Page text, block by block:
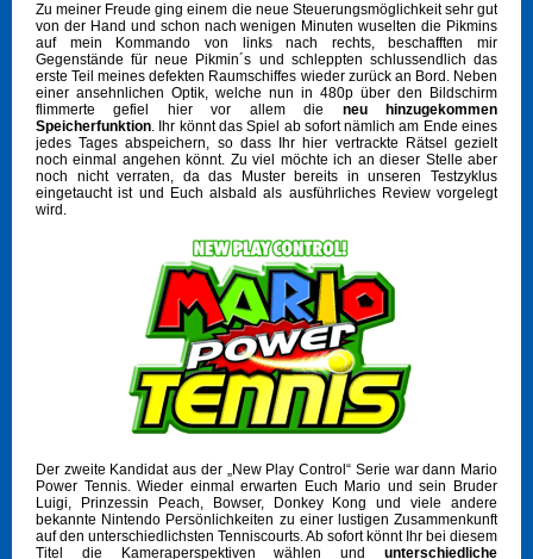
Zu meiner Freude ging einem die neue Steuerungsmöglichkeit sehr gut
von der Hand und schon nach wenigen Minuten wuselten die Pikmins
auf mein Kommando von links nach rechts, beschafften mir
Gegenstände für neue Pikmin´s und schleppten schlussendlich das
erste Teil meines defekten Raumschiffes wieder zurück an Bord. Neben
einer ansehnlichen Optik, welche nun in 480p über den Bildschirm
flimmerte gefiel hier vor allem die neu hinzugekommen
Speicherfunktion. Ihr könnt das Spiel ab sofort nämlich am Ende eines
jedes Tages abspeichern, so dass Ihr hier vertrackte Rätsel gezielt
noch einmal angehen könnt. Zu viel möchte ich an dieser Stelle aber
noch nicht verraten, da das Muster bereits in unseren Testzyklus
eingetaucht ist und Euch alsbald als ausführliches Review vorgelegt
wird.
Der zweite Kandidat aus der „New Play Control“ Serie war dann Mario
Power Tennis. Wieder einmal erwarten Euch Mario und sein Bruder
Luigi, Prinzessin Peach, Bowser, Donkey Kong und viele andere
bekannte Nintendo Persönlichkeiten zu einer lustigen Zusammenkunft
auf den unterschiedlichsten Tenniscourts. Ab sofort könnt Ihr bei diesem
Titel die Kameraperspektiven wählen und unterschiedliche